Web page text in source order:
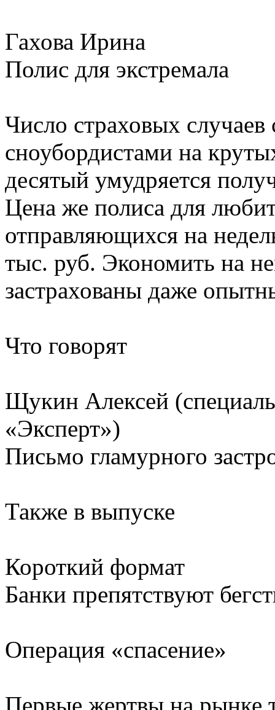
Гахова Ирина
Полис для экстремала
Число страховых
сноубордистами на
десятый умудряется
Цена же полиса для
отправляющихся на
тыс. руб. Экономить на
застрахованы даже
Что говорят
Щукин Алексей
«Эксперт»)
Письмо гламурного
Также в выпуске
Короткий формат
Банки препятствуют
Операция «спасение»
Первые жертвы на рынке